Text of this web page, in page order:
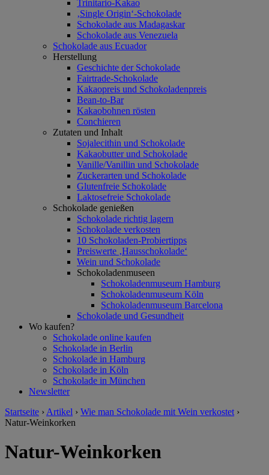
Trinitario-Kakao
‚Single Origin‘-Schokolade
Schokolade aus Madagaskar
Schokolade aus Venezuela
Schokolade aus Ecuador
Herstellung
Geschichte der Schokolade
Fairtrade-Schokolade
Kakaopreis und Schokoladenpreis
Bean-to-Bar
Kakaobohnen rösten
Conchieren
Zutaten und Inhalt
Sojalecithin und Schokolade
Kakaobutter und Schokolade
Vanille/Vanillin und Schokolade
Zuckerarten und Schokolade
Glutenfreie Schokolade
Laktosefreie Schokolade
Schokolade genießen
Schokolade richtig lagern
Schokolade verkosten
10 Schokoladen-Probiertipps
Preiswerte ‚Hausschokolade‘
Wein und Schokolade
Schokoladenmuseen
Schokoladenmuseum Hamburg
Schokoladenmuseum Köln
Schokoladenmuseum Barcelona
Schokolade und Gesundheit
Wo kaufen?
Schokolade online kaufen
Schokolade in Berlin
Schokolade in Hamburg
Schokolade in Köln
Schokolade in München
Newsletter
Startseite › Artikel › Wie man Schokolade mit Wein verkostet ›
Natur-Weinkorken
Natur-Weinkorken